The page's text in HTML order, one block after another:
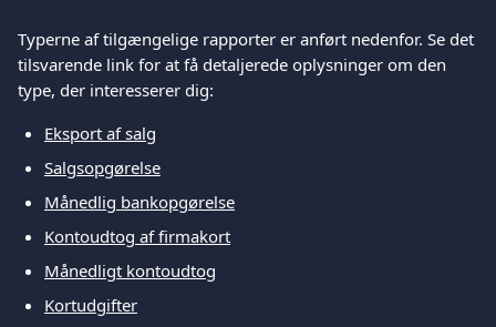
Typerne af tilgængelige rapporter er anført nedenfor. Se det
tilsvarende link for at få detaljerede oplysninger om den
type, der interesserer dig:
Eksport af salg
Salgsopgørelse
Månedlig bankopgørelse
Kontoudtog af firmakort
Månedligt kontoudtog
Kortudgifter